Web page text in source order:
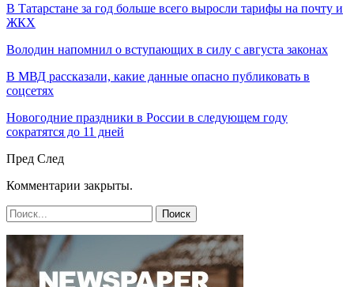
В Татарстане за год больше всего выросли тарифы на почту и
ЖКХ
Володин напомнил о вступающих в силу с августа законах
В МВД рассказали, какие данные опасно публиковать в
соцсетях
Новогодние праздники в России в следующем году
сократятся до 11 дней
Пред След
Комментарии закрыты.